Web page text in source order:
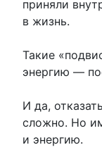
приняли
в жизнь.
Такие
энергию —
И да,
сложно. Но
и энергию.